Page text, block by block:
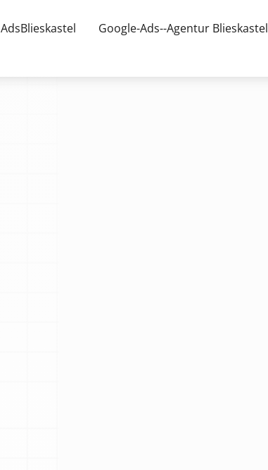
Google-Ads--Agentur Blieskastel